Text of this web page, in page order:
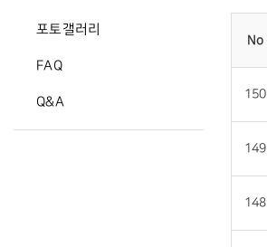
포토갤러리
FAQ
Q&A
No
150
149
148